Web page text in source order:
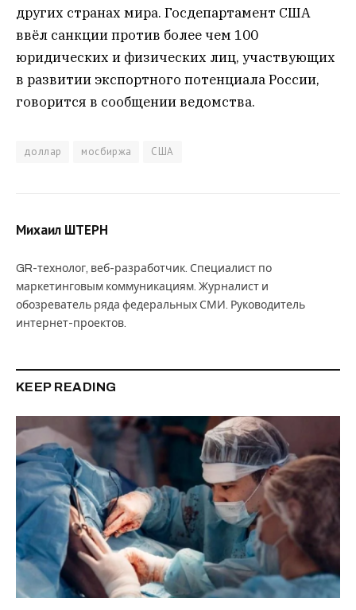
других странах мира. Госдепартамент США
ввёл санкции против более чем 100
юридических и физических лиц, участвующих
в развитии экспортного потенциала России,
говорится в сообщении ведомства.
доллар мосбиржа США
Михаил ШТЕРН
GR-технолог, веб-разработчик. Специалист по
маркетинговым коммуникациям. Журналист и
обозреватель ряда федеральных СМИ. Руководитель
интернет-проектов.
KEEP READING